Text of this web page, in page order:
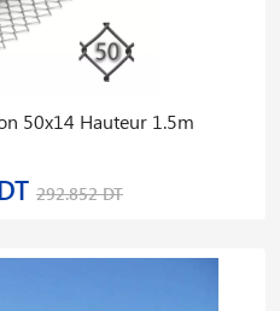
50x14 Hauteur 1.5m
292.852 DT